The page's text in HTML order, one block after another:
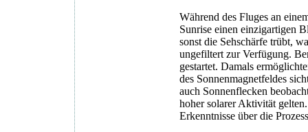
Während des Fluges an
Sunrise einen einzigartigen
sonst die Sehschärfe trübt,
ungefiltert zur Verfügung.
gestartet. Damals
des Sonnenmagnetfeldes
auch Sonnenflecken
hoher solarer Aktivität
Erkenntnisse über die